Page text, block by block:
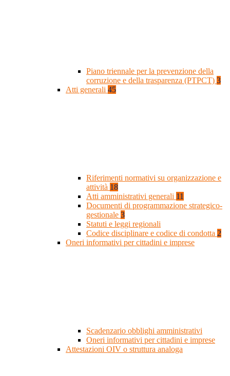
Piano triennale per la prevenzione della
corruzione e della trasparenza (PTPCT) 3
Atti generali 45
Riferimenti normativi su organizzazione e
attività 18
Atti amministrativi generali 11
Documenti di programmazione strategico-
gestionale 3
Statuti e leggi regionali
Codice disciplinare e codice di condotta 2
Oneri informativi per cittadini e imprese
Scadenzario obblighi amministrativi
Oneri informativi per cittadini e imprese
Attestazioni OIV o struttura analoga